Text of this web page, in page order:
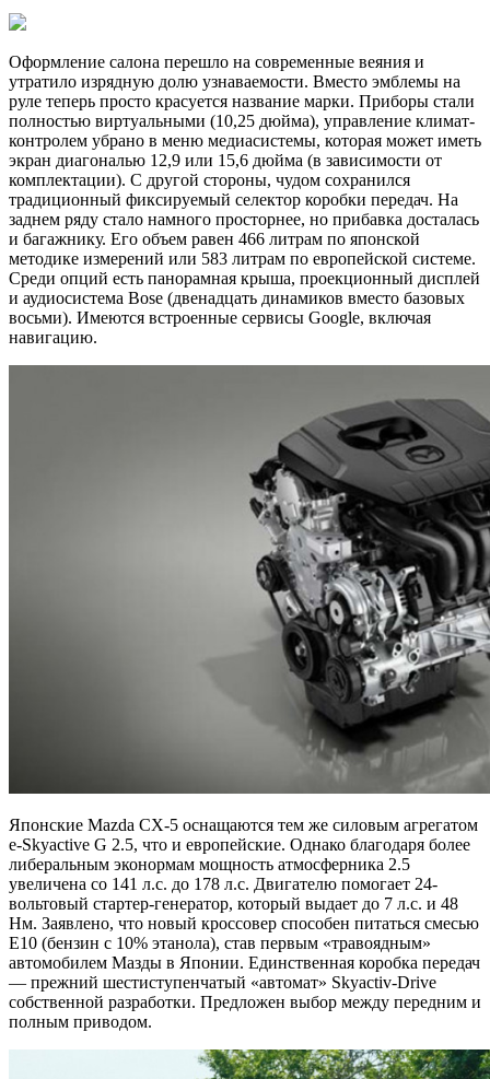
Оформление салона перешло на современные веяния и
утратило изрядную долю узнаваемости. Вместо эмблемы на
руле теперь просто красуется название марки. Приборы стали
полностью виртуальными (10,25 дюйма), управление климат-
контролем убрано в меню медиасистемы, которая может иметь
экран диагональю 12,9 или 15,6 дюйма (в зависимости от
комплектации). С другой стороны, чудом сохранился
традиционный фиксируемый селектор коробки передач. На
заднем ряду стало намного просторнее, но прибавка досталась
и багажнику. Его объем равен 466 литрам по японской
методике измерений или 583 литрам по европейской системе.
Среди опций есть панорамная крыша, проекционный дисплей
и аудиосистема Bose (двенадцать динамиков вместо базовых
восьми). Имеются встроенные сервисы Google, включая
навигацию.
Японские Mazda CX-5 оснащаются тем же силовым агрегатом
e-Skyactive G 2.5, что и европейские. Однако благодаря более
либеральным эконормам мощность атмосферника 2.5
увеличена со 141 л.с. до 178 л.с. Двигателю помогает 24-
вольтовый стартер-генератор, который выдает до 7 л.с. и 48
Нм. Заявлено, что новый кроссовер способен питаться смесью
E10 (бензин с 10% этанола), став первым «травоядным»
автомобилем Мазды в Японии. Единственная коробка передач
— прежний шестиступенчатый «автомат» Skyactiv-Drive
собственной разработки. Предложен выбор между передним и
полным приводом.